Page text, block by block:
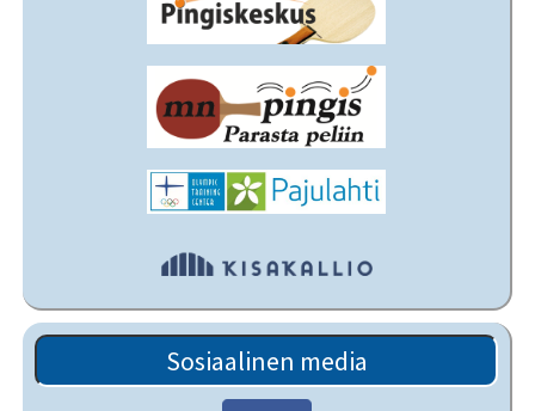
Sosiaalinen media